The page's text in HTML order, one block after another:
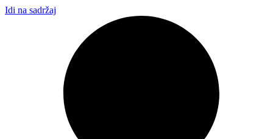
Idi na sadržaj